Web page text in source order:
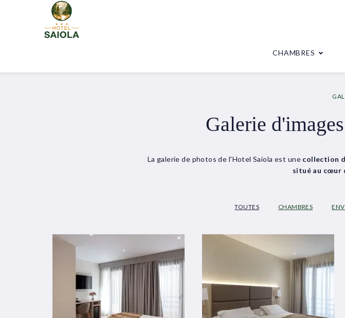
CHAMBRES
Galerie
La galerie de photos de l'Hotel Saiola est une collection
situé au cœur
TOUTES CHAMBRES